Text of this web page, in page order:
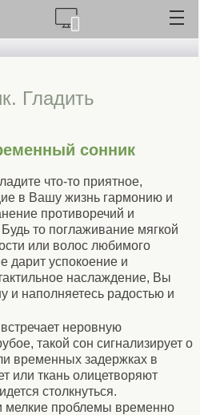
Гладить
сонник
что-то приятное,
в Вашу жизнь гармонию и
противоречий и
то поглаживание мягкой
или волос любимого
дарит успокоение и
наслаждение, Вы
и наполняетесь радостью и
неровную
такой сон сигнализирует о
временных задержках в
или ткань олицетворяют
столкнуться.
мелкие проблемы временно